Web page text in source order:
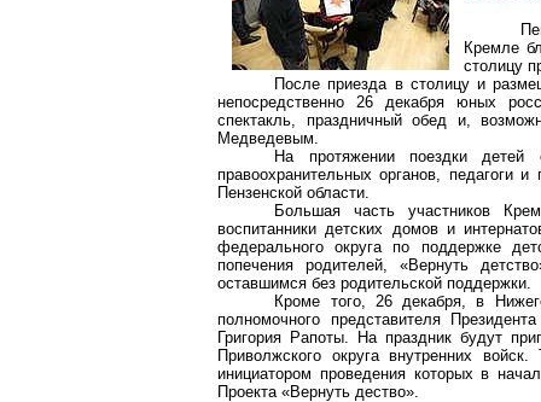
Кремле
столицу
После приезда в столицу и
непосредственно 26 декабря юных
спектакль, праздничный обед и,
Медведевым.
На протяжении поездки детей
правоохранительных органов, педагоги
Пензенской области.
Большая часть участников
воспитанники детских домов и
федерального округа по поддержке
попечения родителей, «Вернуть
оставшимся без родительской поддержки.
Кроме того, 26 декабря, в
полномочного представителя
Григория Рапоты. На праздник будут
Приволжского округа внутренних
инициатором проведения которых в
Проекта «Вернуть дество».